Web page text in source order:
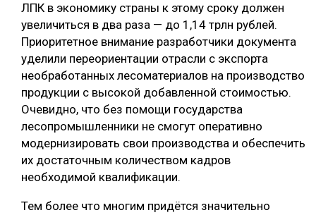
ЛПК в экономику страны к этому сроку должен
увеличиться в два раза — до 1,14 трлн рублей.
Приоритетное внимание разработчики документа
уделили переориентации отрасли с экспорта
необработанных лесоматериалов на производство
продукции с высокой добавленной стоимостью.
Очевидно, что без помощи государства
лесопромышленники не смогут оперативно
модернизировать свои производства и обеспечить
их достаточным количеством кадров
необходимой квалификации.
Тем более что многим придётся значительно